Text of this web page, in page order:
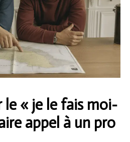
le « je le fais moi-
appel à un pro